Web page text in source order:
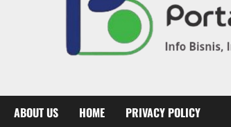
ABOUT US HOME PRIVACY POLICY